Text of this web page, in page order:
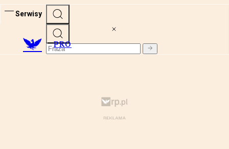
Serwisy
PRO